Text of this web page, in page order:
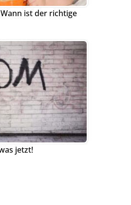
ist der richtige
jetzt!